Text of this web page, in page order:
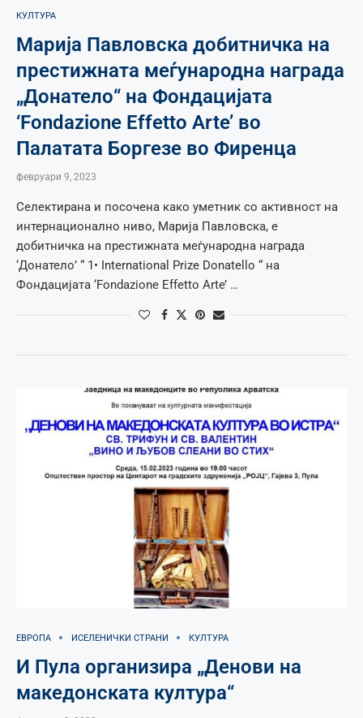
КУЛТУРА
Марија Павловска добитничка на
престижната меѓународна награда
„Донатело“ на Фондацијата
‘Fondazione Effetto Arte’ во
Палатата Боргезе во Фиренца
февруари 9, 2023
Селектирана и посочена како уметник со активност на
интернационално ниво, Марија Павловска, e
добитничка на престижната меѓународна награда
‘Донатело’ “ 1• International Prize Donatello “ на
Фондацијата ‘Fondazione Effetto Arte’ …
ЕВРОПА ИСЕЛЕНИЧКИ СТРАНИ КУЛТУРА
И Пула организира „Денови на
македонската култура“